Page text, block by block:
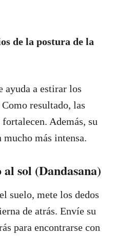
de la postura de la
ayuda a estirar los
resultado, las
Además, su
más intensa.
sol (Dandasana)
suelo, mete los dedos
de atrás. Envíe su
para encontrarse con